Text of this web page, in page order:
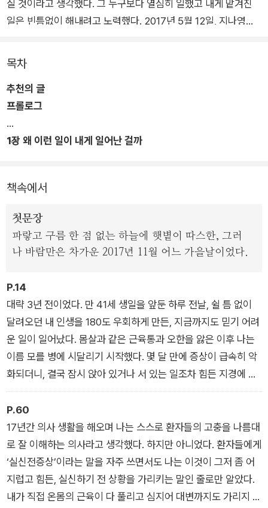
질 것이라고 생각했다. 그 누구보다 열심히 일했고 내게 맡겨진
일은 빈틈없이 해내려고 노력했다. 2017년 5월 12일, 지나영이
는.”
아버지가 외면했던 탄생의 순간부터 어린 시절 내내 겪어야 했던
가난 속에서도 그녀는 좌절하거나 우울해하지 않았다. 아니, 오히
려 남들보다 더 크게 세상을 느끼고 더 담대히 도전해왔다. 그렇
게 그녀는 미국에서 소위 잘나가는 정신과 의사이자 교수가 되었
기립성빈맥증후군과 신경매개저혈압. 의사들조차 생소해하는 이
병은 그녀의 삶을 180도 변화시켰다. 자율신경계 장애 중 하나인
이 병으로 인해 그녀는 심한 두통과 어지럼증, 병적인 피로감에
시달려야 했고 단 15분조차 자신의 의지대로 앉아 있을 수 없었
교수로서의 삶을 잠시 내려놓을 수밖에 없었다.
<마음이 흐르는 대로>를 통해 그녀가 전하는 메시지는 간단명
료하다. “Follow your heart(자신의 진심을 따르라)!” 매 순간
맞닥뜨리는 선택의 갈림길에서 그녀는 늘 자신의 마음이 이야기
하는 방향으로 걸어왔고, 그 선택은 실패했을지언정 한 번도 그녀
히 지켜낼 수 있었다.
그녀는 말한다. “세상과 작별하는 날, 당신은 지금을 후회하지 않
을 자신이 있습니까?” 병마와 싸우며, 또 그 병과 함께 살아가며
그녀가 깨달은 삶의 교훈들은 우리를 더욱 우리답게 만드는 소중
목차
추천의 글
프롤로그
1장 왜 이런 일이 내게 일어난 걸까
책속에서
첫문장
파랗고 구름 한 점 없는 하늘에 햇볕이 따스한, 그러
나 바람만은 차가운 2017년 11월 어느 가을날이었다.
P.14
대략 3년 전이었다. 만 41세 생일을 앞둔 하루 전날, 쉴 틈 없이
달려오던 내 인생을 180도 우회하게 만든, 지금까지도 믿기 어려
운 일이 일어났다. 몸살과 같은 근육통과 오한을 앓은 이후 나는
이름 모를 병에 시달리기 시작했다. 몇 달 만에 증상이 급속히 악
화되더니, 결국 잠시 앉아 있거나 서 있는 일조차 힘든 지경에 이
르렀다. 늘 에너지 넘치고 활동적이었던 나의 삶은 마치 햇살에
안개가 걷히듯 한순간에 눈앞에서 사라지고 말았다. 그렇게 현저
히 달라진 내 삶에 적응하면서 ‘앞으로 어떻게 살아갈 것인가?’를
다시금 고민할 수밖에 없었다. 그 고통스러운 시간을 보내며 그제
야 나는, 안개가 걷히고 나서 보이는 것들이 내 인생에서 참으로
중요하고 또 더욱 가치 있는 것이란 사실을 깨달았다.
- <프롤로그> 중에서
P.60
17년간 의사 생활을 해오며 나는 스스로 환자들의 고충을 나름대
로 잘 이해하는 의사라고 생각했다. 하지만 아니었다. 환자들에게
‘실신전증상’이라는 말을 자주 쓰면서도 나는 이것이 그저 좀 어
지럽고 힘든, 실신하기 전 상황을 가리키는 말인 줄로만 알았다.
내가 직접 온몸의 근육이 다 풀리고 심지어 대변까지도 가리지 못